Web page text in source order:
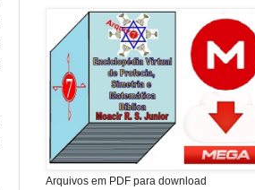
Arquivos em PDF para download